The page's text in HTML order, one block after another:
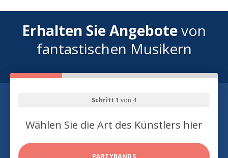
Erhalten Sie Angebotevon
fantastischen Musikern
Schritt 1 von 4
Wählen Sie die Art des Künstlers hier